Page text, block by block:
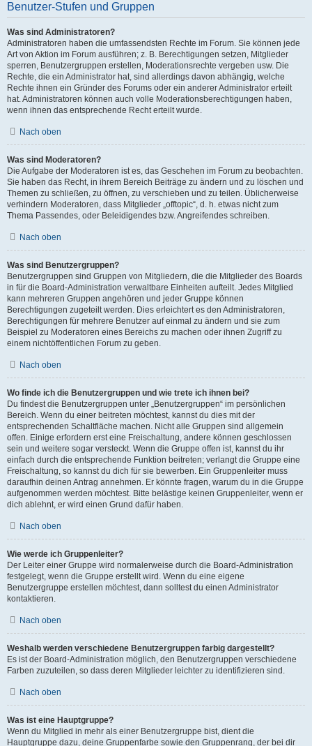
Benutzer-Stufen und Gruppen
Was sind Administratoren?
Administratoren haben die umfassendsten Rechte im Forum. Sie können jede
Art von Aktion im Forum ausführen; z. B. Berechtigungen setzen, Mitglieder
sperren, Benutzergruppen erstellen, Moderationsrechte vergeben usw. Die
Rechte, die ein Administrator hat, sind allerdings davon abhängig, welche
Rechte ihnen ein Gründer des Forums oder ein anderer Administrator erteilt
hat. Administratoren können auch volle Moderationsberechtigungen haben,
wenn ihnen das entsprechende Recht erteilt wurde.
Nach oben
Was sind Moderatoren?
Die Aufgabe der Moderatoren ist es, das Geschehen im Forum zu beobachten.
Sie haben das Recht, in ihrem Bereich Beiträge zu ändern und zu löschen und
Themen zu schließen, zu öffnen, zu verschieben und zu teilen. Üblicherweise
verhindern Moderatoren, dass Mitglieder „offtopic“, d. h. etwas nicht zum
Thema Passendes, oder Beleidigendes bzw. Angreifendes schreiben.
Nach oben
Was sind Benutzergruppen?
Benutzergruppen sind Gruppen von Mitgliedern, die die Mitglieder des Boards
in für die Board-Administration verwaltbare Einheiten aufteilt. Jedes Mitglied
kann mehreren Gruppen angehören und jeder Gruppe können
Berechtigungen zugeteilt werden. Dies erleichtert es den Administratoren,
Berechtigungen für mehrere Benutzer auf einmal zu ändern und sie zum
Beispiel zu Moderatoren eines Bereichs zu machen oder ihnen Zugriff zu
einem nichtöffentlichen Forum zu geben.
Nach oben
Wo finde ich die Benutzergruppen und wie trete ich ihnen bei?
Du findest die Benutzergruppen unter „Benutzergruppen“ im persönlichen
Bereich. Wenn du einer beitreten möchtest, kannst du dies mit der
entsprechenden Schaltfläche machen. Nicht alle Gruppen sind allgemein
offen. Einige erfordern erst eine Freischaltung, andere können geschlossen
sein und weitere sogar versteckt. Wenn die Gruppe offen ist, kannst du ihr
einfach durch die entsprechende Funktion beitreten; verlangt die Gruppe eine
Freischaltung, so kannst du dich für sie bewerben. Ein Gruppenleiter muss
daraufhin deinen Antrag annehmen. Er könnte fragen, warum du in die Gruppe
aufgenommen werden möchtest. Bitte belästige keinen Gruppenleiter, wenn er
dich ablehnt, er wird einen Grund dafür haben.
Nach oben
Wie werde ich Gruppenleiter?
Der Leiter einer Gruppe wird normalerweise durch die Board-Administration
festgelegt, wenn die Gruppe erstellt wird. Wenn du eine eigene
Benutzergruppe erstellen möchtest, dann solltest du einen Administrator
kontaktieren.
Nach oben
Weshalb werden verschiedene Benutzergruppen farbig dargestellt?
Es ist der Board-Administration möglich, den Benutzergruppen verschiedene
Farben zuzuteilen, so dass deren Mitglieder leichter zu identifizieren sind.
Nach oben
Was ist eine Hauptgruppe?
Wenn du Mitglied in mehr als einer Benutzergruppe bist, dient die
Hauptgruppe dazu, deine Gruppenfarbe sowie den Gruppenrang, der bei dir